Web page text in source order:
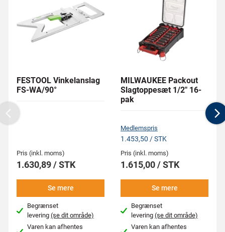
FESTOOL Vinkelanslag
FS-WA/90°
Pris (inkl. moms)
1.630,89 / STK
Se mere
Begrænset
levering(se dit område)
Varen kan afhentes
MILWAUKEE Packout
Slagtoppesæt 1/2" 16-
pak
Medlemspris
1.453,50 / STK
Pris (inkl. moms)
1.615,00 / STK
Se mere
Begrænset
levering(se dit område)
Varen kan afhentes
Previous